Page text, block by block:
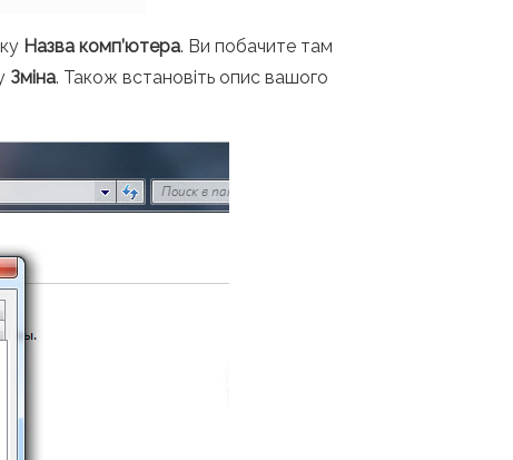
Назва комп’ютера. Ви побачите там
Зміна. Також встановіть опис вашого